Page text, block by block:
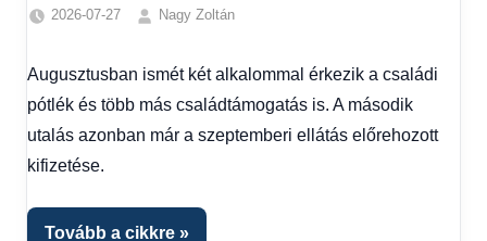
2026-07-27
Nagy Zoltán
Friss
hírek,
Augusztusban ismét két alkalommal érkezik a családi
pótlék és több más családtámogatás is. A második
utalás azonban már a szeptemberi ellátás előrehozott
kifizetése.
Tovább a cikkre